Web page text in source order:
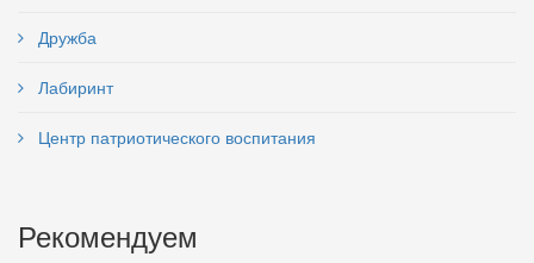
Дружба
Лабиринт
Центр патриотического воспитания
Рекомендуем